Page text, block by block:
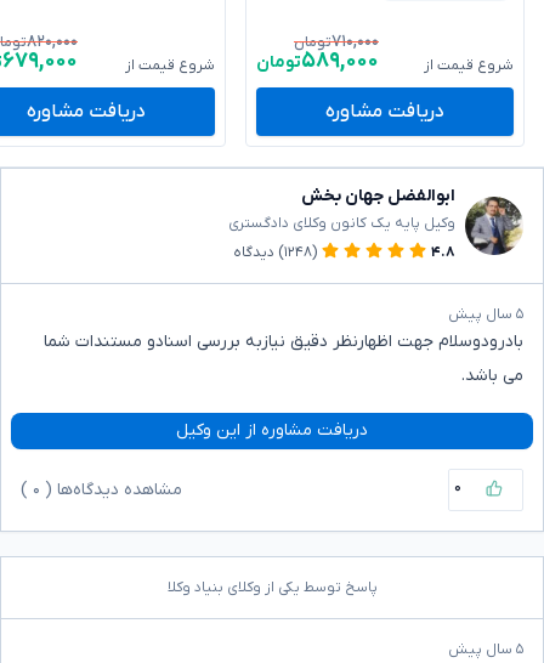
شروع قیمت از
۷۱۰,۰۰۰تومان
۵۸۹,۰۰۰تومان
دریافت مشاوره
شروع قیمت از
۸۲۰,۰۰۰
۶۷۹,۰۰۰
دریافت مشاوره
ابوالفضل جهان بخش
وکیل پایه یک کانون وکلای دادگستری
۴.۸
(۱۲۴۸) دیدگاه
۵ سال پیش
بادرودوسلام جهت اظهارنظر دقیق نیازبه بررسی اسنادو مستندات شما
می باشد.
دریافت مشاوره از این وکیل
۰ مشاهده دیدگاه‌ها ( ۰
پاسخ توسط یکی از وکلای بنیاد وکلا
۵ سال پیش